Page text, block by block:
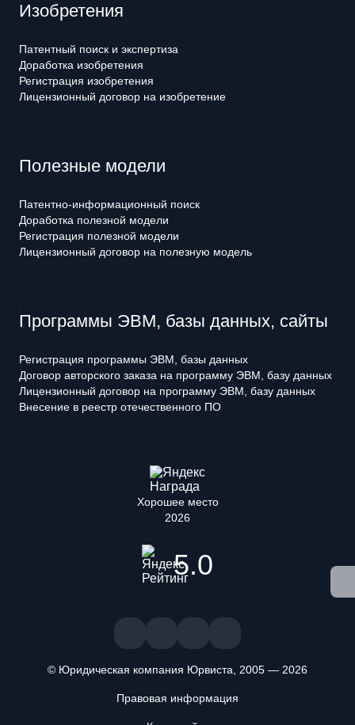
Изобретения
Патентный поиск и экспертиза
Доработка изобретения
Регистрация изобретения
Лицензионный договор на изобретение
Полезные модели
Патентно-информационный поиск
Доработка полезной модели
Регистрация полезной модели
Лицензионный договор на полезную модель
Программы ЭВМ, базы данных, сайты
Регистрация программы ЭВМ, базы данных
Договор авторского заказа на программу ЭВМ, базу данных
Лицензионный договор на программу ЭВМ, базу данных
Внесение в реестр отечественного ПО
Хорошее место
2026
5.0
© Юридическая компания Юрвиста, 2005 — 2026
Правовая информация